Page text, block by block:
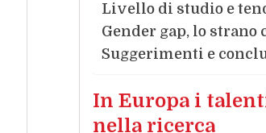
Livello di studio e
Gender gap, lo strano
Suggerimenti e
In Europa i
nella ricerca